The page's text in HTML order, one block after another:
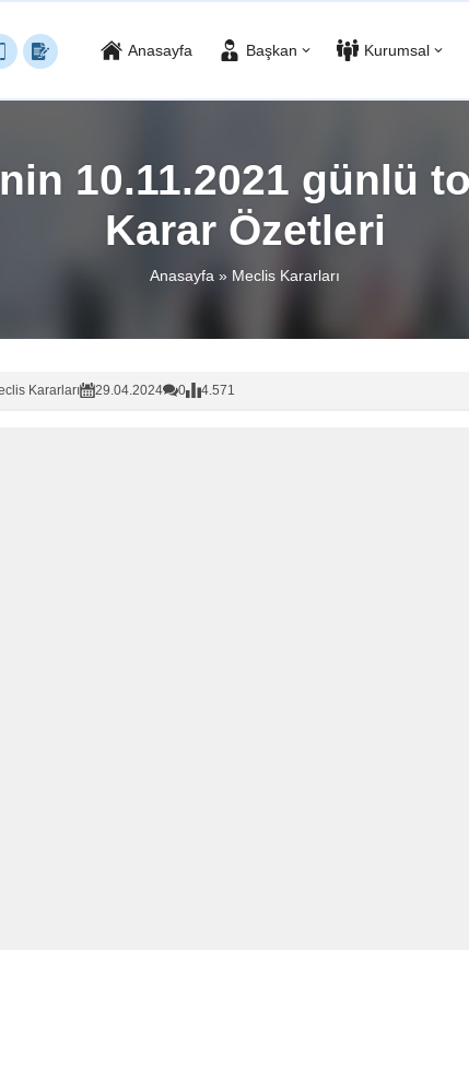
Anasayfa Başkan Kurumsal
10.11.2021 günlü
Karar Özetleri
Anasayfa » Meclis Kararları
Kararları 29.04.2024 0 4.571